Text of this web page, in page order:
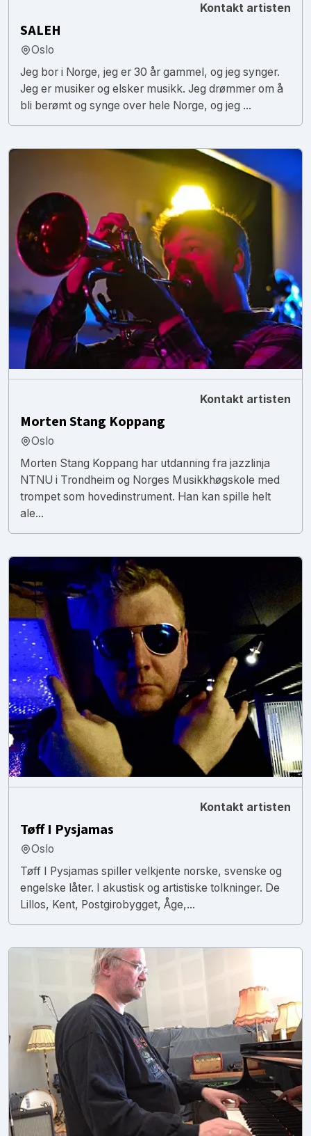
Kontakt artisten
SALEH
Oslo
Jeg bor i Norge, jeg er 30 år gammel, og jeg synger.
Jeg er musiker og elsker musikk. Jeg drømmer om å
bli berømt og synge over hele Norge, og jeg ...
Kontakt artisten
Morten Stang Koppang
Oslo
Morten Stang Koppang har utdanning fra jazzlinja
NTNU i Trondheim og Norges Musikkhøgskole med
trompet som hovedinstrument. Han kan spille helt
ale...
Kontakt artisten
Tøff I Pysjamas
Oslo
Tøff I Pysjamas spiller velkjente norske, svenske og
engelske låter. I akustisk og artistiske tolkninger. De
Lillos, Kent, Postgirobygget, Åge,...